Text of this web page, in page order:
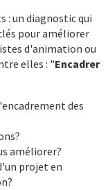
: un diagnostic qui
pour améliorer
d'animation ou
elles : "Encadrer
des
améliorer?
projet en